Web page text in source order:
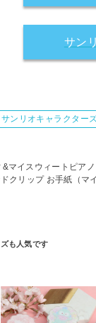
サン
サンリオキャラクター
&マイスウィートピアノ
クリップ お手紙（マ